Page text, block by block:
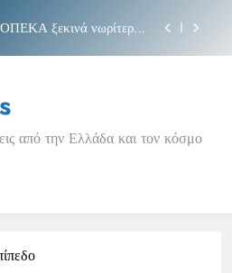
ξεκινά νωρίτερα
η φράση «Κρήτη
ξεκινά νωρίτερα
η φράση «Κρήτη
από την Ελλάδα και τον κόσμο